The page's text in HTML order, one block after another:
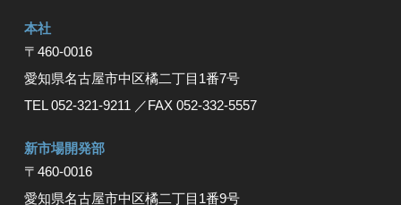
本社
〒460-0016
愛知県名古屋市中区橘⼆丁⽬1番7号
TEL 052-321-9211 ／FAX 052-332-5557
新市場開発部
〒460-0016
愛知県名古屋市中区橘二丁目1番9号